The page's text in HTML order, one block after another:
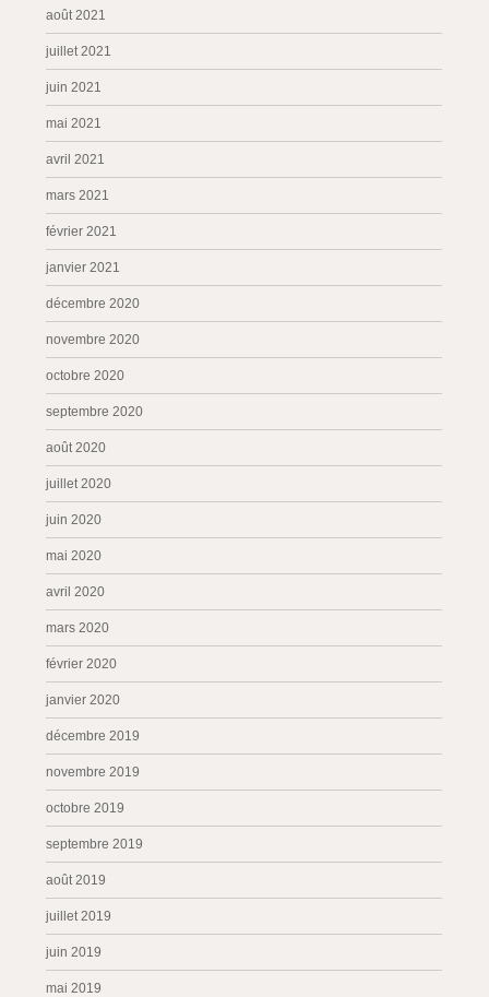
août 2021
juillet 2021
juin 2021
mai 2021
avril 2021
mars 2021
février 2021
janvier 2021
décembre 2020
novembre 2020
octobre 2020
septembre 2020
août 2020
juillet 2020
juin 2020
mai 2020
avril 2020
mars 2020
février 2020
janvier 2020
décembre 2019
novembre 2019
octobre 2019
septembre 2019
août 2019
juillet 2019
juin 2019
mai 2019